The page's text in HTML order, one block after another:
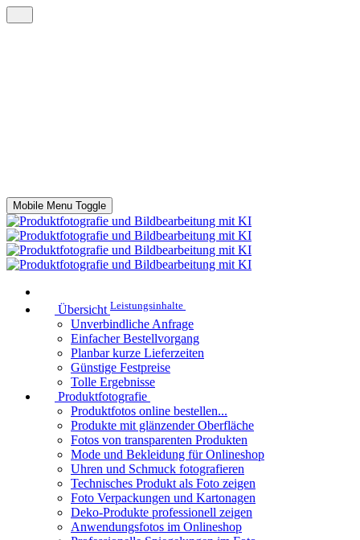
Mobile Menu Toggle
Übersicht Leistungsinhalte
Unverbindliche Anfrage
Einfacher Bestellvorgang
Planbar kurze Lieferzeiten
Günstige Festpreise
Tolle Ergebnisse
Produktfotografie
Produktfotos online bestellen...
Produkte mit glänzender Oberfläche
Fotos von transparenten Produkten
Mode und Bekleidung für Onlineshop
Uhren und Schmuck fotografieren
Technisches Produkt als Foto zeigen
Foto Verpackungen und Kartonagen
Deko-Produkte professionell zeigen
Anwendungsfotos im Onlineshop